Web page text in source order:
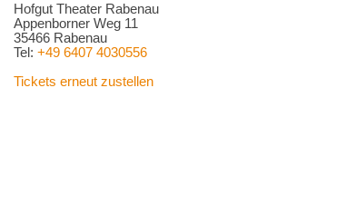
Hofgut Theater Rabenau
Appenborner Weg 11
35466 Rabenau
Tel: +49 6407 4030556
Tickets erneut zustellen